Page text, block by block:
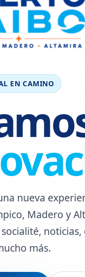
EN CAMINO
nueva
Madero y
más.